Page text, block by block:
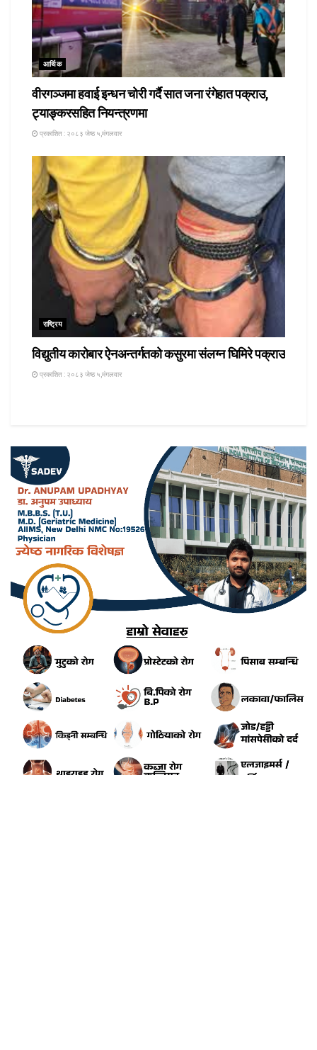
आर्थिक
वीरगञ्जमा हवाई इन्धन चोरी गर्दै सात जना रंगेहात पक्राउ,
ट्याङ्करसहित नियन्त्रणमा
प्रकाशित : २०८३ जेष्ठ ५,मंगलवार
राष्ट्रिय
विद्युतीय कारोबार ऐनअन्तर्गतको कसुरमा संलग्न घिमिरे पक्राउ
प्रकाशित : २०८३ जेष्ठ ५,मंगलवार